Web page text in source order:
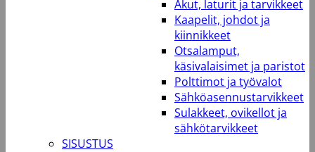
Akut, laturit ja tarvikkeet
Kaapelit, johdot ja
kiinnikkeet
Otsalamput,
käsivalaisimet ja paristot
Polttimot ja työvalot
Sähköasennustarvikkeet
Sulakkeet, ovikellot ja
sähkötarvikkeet
SISUSTUS